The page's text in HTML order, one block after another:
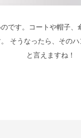
です。コートや帽子
そうなったら、その
と言えますね！